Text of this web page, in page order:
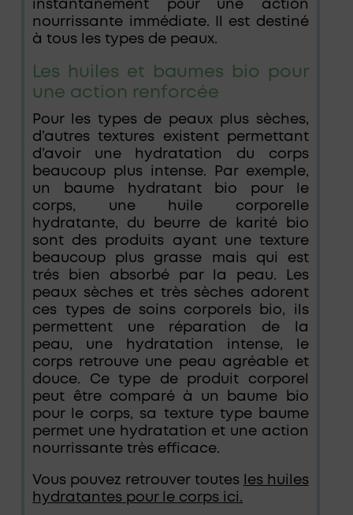
instantanément pour une action
nourrissante immédiate. Il est destiné
à tous les types de peaux.
Les huiles et baumes bio pour
une action renforcée
Pour les types de peaux plus sèches,
d’autres textures existent permettant
d’avoir une hydratation du corps
beaucoup plus intense. Par exemple,
un baume hydratant bio pour le
corps, une huile corporelle
hydratante, du beurre de karité bio
sont des produits ayant une texture
beaucoup plus grasse mais qui est
trés bien absorbé par la peau. Les
peaux sèches et très sèches adorent
ces types de soins corporels bio, ils
permettent une réparation de la
peau, une hydratation intense, le
corps retrouve une peau agréable et
douce. Ce type de produit corporel
peut être comparé à un baume bio
pour le corps, sa texture type baume
permet une hydratation et une action
nourrissante très efficace.
Vous pouvez retrouver toutes
les huiles
hydratantes pour le corps ici.